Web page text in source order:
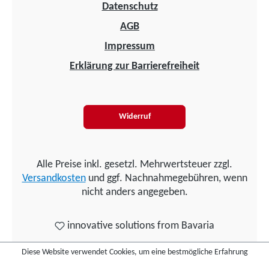
Datenschutz
AGB
Impressum
Erklärung zur Barrierefreiheit
Widerruf
Alle Preise inkl. gesetzl. Mehrwertsteuer zzgl.
Versandkostenund ggf. Nachnahmegebühren, wenn
nicht anders angegeben.
innovative solutions from Bavaria
Diese Website verwendet Cookies, um eine bestmögliche Erfahrung